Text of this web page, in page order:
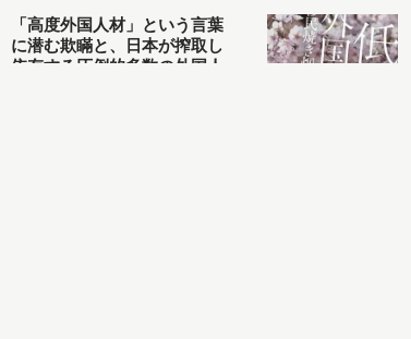
「高度外国人材」という言葉
に潜む欺瞞と、日本が搾取し
依存する圧倒的多数の外国人